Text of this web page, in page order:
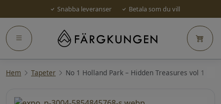
Snabba leveranser Betala som du vill
Hem Tapeter No 1 Holland Park – Hidden Treasures vol 1